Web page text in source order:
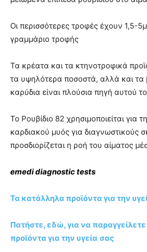
Οι περισσότερες τροφές έχουν 1,5-
γραμμάριο τροφής
Τα κρέατα και τα κτηνοτροφικά
τα υψηλότερα ποσοστά, αλλά και τα
καρύδια είναι πλούσια πηγή αυτού
Το Ρουβίδιο 82 χρησιμοποιείται για
καρδιακού μυός για διαγνωστικούς
προσδιορίζεται η ροή του αίματος
emedi diagnostic tests
Τα κατάλληλα προϊόντα για την
Πατήστε, εδώ, για να
προϊόντα για την υγεία σας